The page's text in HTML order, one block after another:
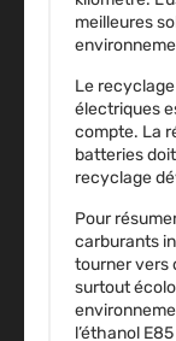
meilleures
Le
électriques
compte. La
batteries
recyclage
Pour
carburants
tourner vers
surtout
l’éthanol